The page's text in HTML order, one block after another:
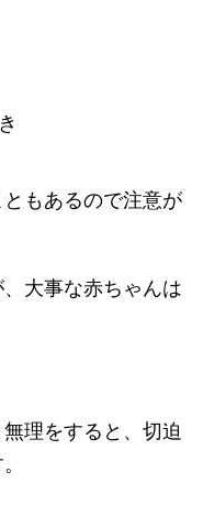
もあるので注意が
大事な赤ちゃんは
理をすると、切迫